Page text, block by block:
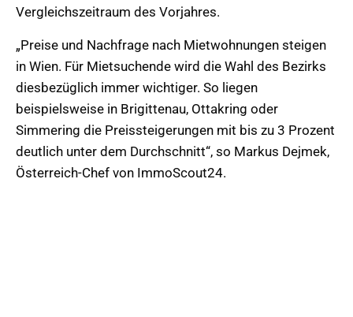
Vergleichszeitraum des Vorjahres.
„Preise und Nachfrage nach Mietwohnungen steigen
in Wien. Für Mietsuchende wird die Wahl des Bezirks
diesbezüglich immer wichtiger. So liegen
beispielsweise in Brigittenau, Ottakring oder
Simmering die Preissteigerungen mit bis zu 3 Prozent
deutlich unter dem Durchschnitt“, so Markus Dejmek,
Österreich-Chef von ImmoScout24.